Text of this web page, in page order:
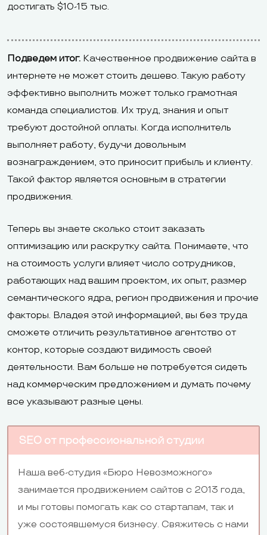
достигать $10-15 тыс.
Подведем итог. Качественное продвижение сайта в
интернете не может стоить дешево. Такую работу
эффективно выполнить может только грамотная
команда специалистов. Их труд, знания и опыт
требуют достойной оплаты. Когда исполнитель
выполняет работу, будучи довольным
вознаграждением, это приносит прибыль и клиенту.
Такой фактор является основным в стратегии
продвижения.
Теперь вы знаете сколько стоит заказать
оптимизацию или раскрутку сайта. Понимаете, что
на стоимость услуги влияет число сотрудников,
работающих над вашим проектом, их опыт, размер
семантического ядра, регион продвижения и прочие
факторы. Владея этой информацией, вы без труда
сможете отличить результативное агентство от
контор, которые создают видимость своей
деятельности. Вам больше не потребуется сидеть
над коммерческим предложением и думать почему
все указывают разные цены.
SEO от профессиональной студии
Наша веб-студия «Бюро Невозможного»
занимается продвижением сайтов с 2013 года,
и мы готовы помогать как со стартапам, так и
уже состоявшемуся бизнесу. Свяжитесь с нами